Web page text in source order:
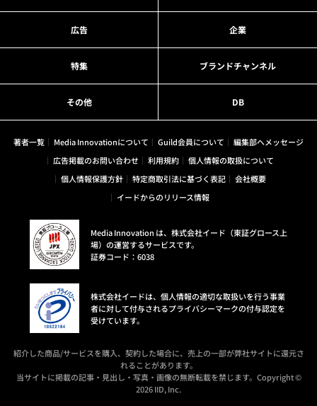
広告 企業
特集 ブランドチャンネル
その他 DB
著者一覧 Media Innovationについて Guild会員について
編集部へメッセージ
広告掲載のお問い合わせ
利用規約
個人情報の取扱について
個人情報保護方針
特定商取引法に基づく表記
会社概要
イードからのリリース情報
Media Innovation は、株式会社イード（東証グロース上
場）の運営するサービスです。
証券コード：6038
株式会社イードは、個人情報の適切な取扱いを行う事業
者に対して付与されるプライバシーマークの付与認定を
受けています。
紹介した商品/サービスを購入、契約した場合に、売上の一部が弊社サイトに還元さ
れることがあります。
当サイトに掲載の記事・見出し・写真・画像の無断転載を禁じます。Copyright ©
2026 IID, Inc.